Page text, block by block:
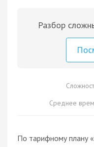
Разбор
Среднее
По тарифному плану